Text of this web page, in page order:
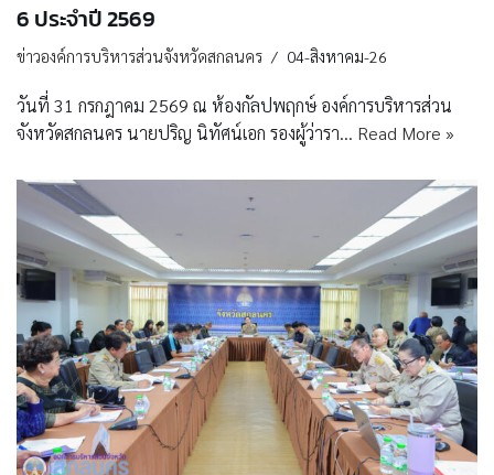
6 ประจำปี 2569
ข่าวองค์การบริหารส่วนจังหวัดสกลนคร 04-สิงหาคม-26
วันที่ 31 กรกฎาคม 2569 ณ ห้องกัลปพฤกษ์ องค์การบริหารส่วน
จังหวัดสกลนคร นายปริญ นิทัศน์เอก รองผู้ว่ารา… Read More »